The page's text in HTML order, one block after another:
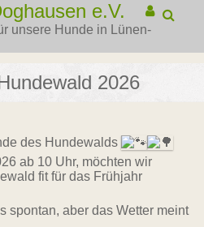
e.V.
unsere Hunde in Lünen-
2026
des Hundewalds
ab 10 Uhr, möchten wir
fit für das Frühjahr
spontan, aber das Wetter meint